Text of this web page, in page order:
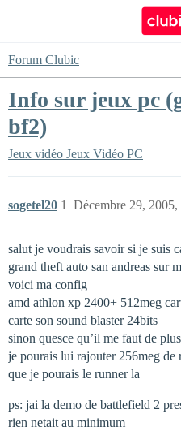
Forum Clubic
Info sur jeux pc
bf2)
Jeux vidéo Jeux Vidéo PC
sogetel20 Décembre 29, 2005,
1
salut je voudrais savoir si je suis
grand theft auto san andreas sur
voici ma config
amd athlon xp 2400+ 512meg
carte son sound blaster 24bits
sinon quesce qu’il me faut de
je pourais lui rajouter 256meg de
que je pourais le runner la
ps: jai la demo de battlefield 2
rien netait au minimum